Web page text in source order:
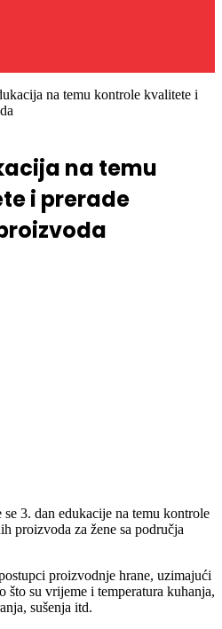
na temu kontrole kvalitete i
na temu
i prerade
3. dan edukacije na temu kontrole
proizvoda za žene sa područja
proizvodnje hrane, uzimajući
što su vrijeme i temperatura kuhanja,
sušenja itd.